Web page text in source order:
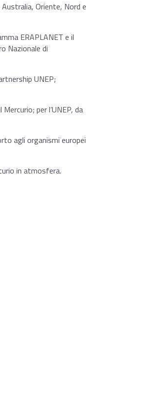
Oriente, Nord e
ERAPLANET e il
Nazionale di
UNEP;
per l’UNEP, da
agli organismi europei
in atmosfera.